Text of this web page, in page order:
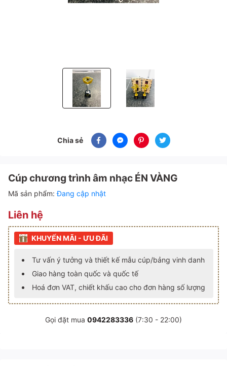
Cúp chương trình âm nhạc ÉN VÀNG
Chia sẻ
Cúp chương trình âm nhạc ÉN VÀNG
Mã sản phẩm:Đang cập nhật
Liên hệ
KHUYẾN MÃI - ƯU ĐÃI
Tư vấn ý tưởng và thiết kế mẫu cúp/bảng vinh danh
Giao hàng toàn quốc và quốc tế
Hoá đơn VAT, chiết khấu cao cho đơn hàng số lượng
Gọi đặt mua 0942283336 (7:30 - 22:00)